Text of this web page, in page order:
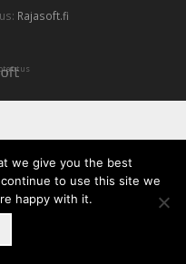
Rajasoft.fi
we give you the best
to use this site we
happy with it.